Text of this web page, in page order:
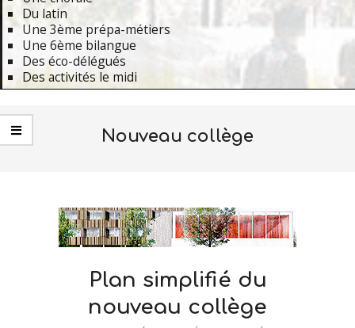
Du latin
Une 3ème prépa-métiers
Une 6ème bilangue
Des éco-délégués
Des activités le midi
Navigation
Menu
Nouveau collège
Plan simplifié du
nouveau collège